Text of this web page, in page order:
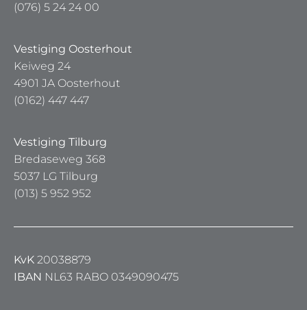
(076) 5 24 24 00
Vestiging Oosterhout
Keiweg 24
4901 JA Oosterhout
(0162) 447 447
Vestiging Tilburg
Bredaseweg 368
5037 LG Tilburg
(013) 5 952 952
KvK 20038879
IBAN NL63 RABO 0349090475